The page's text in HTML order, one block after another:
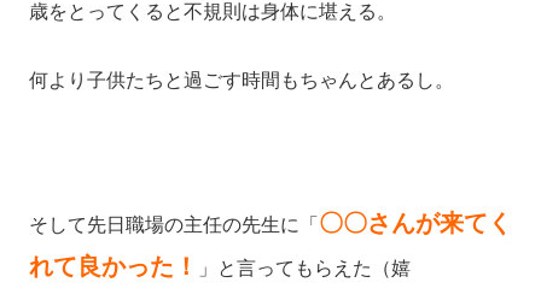
歳をとってくると不規則は身体に堪える。
何より子供たちと過ごす時間もちゃんとあるし。
そして先日職場の主任の先生に「 〇〇さんが来てく
れて良かった！
」と言ってもらえた（嬉